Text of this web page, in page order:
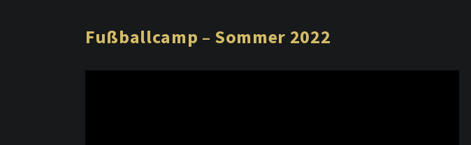
Fußballcamp – Sommer 2022